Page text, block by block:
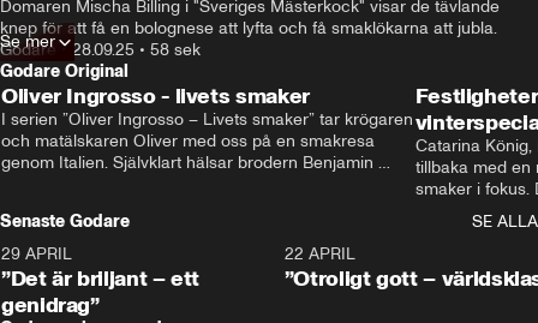
Domaren Mischa Billing i "Sveriges Mästerkock" visar de tävlande
knep för att få en bolognese att lyfta och få smaklökarna att jubla.
Godare • 28.09.25 • 58 sek
Se mer
Godare Original
Oliver Ingrosso - livets smaker
I serien ”Oliver Ingrosso – Livets smaker” tar krögaren
och matälskaren Oliver med oss på en smakresa
genom Italien. Självklart hälsar brodern Benjamin
Catarina
tillbaka med en
smaker i fokus.
julfavoriter
Senaste Godare
SE ALLA
29 APRIL
”Det är briljant – ett
genidrag”
22 APRIL
”Otroligt gott –